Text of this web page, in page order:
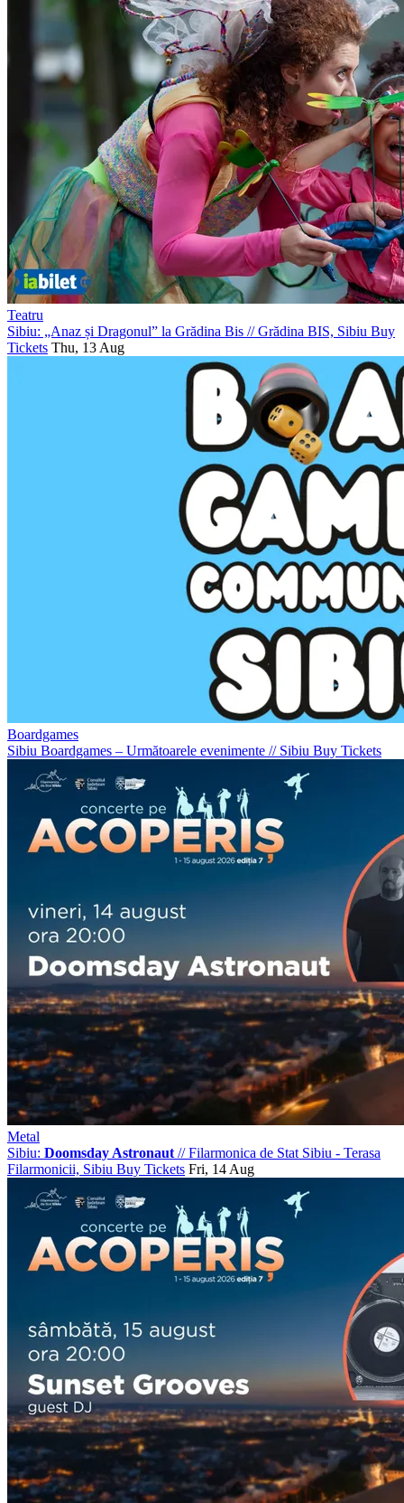
Teatru
Sibiu: „Anaz și Dragonul” la Grădina Bis //Grădina BIS, Sibiu Buy
Tickets Thu, 13 Aug
Boardgames
Sibiu Boardgames – Următoarele evenimente //Sibiu Buy Tickets
Metal
Sibiu: Doomsday Astronaut //Filarmonica de Stat Sibiu - Terasa
Filarmonicii, Sibiu Buy Tickets Fri, 14 Aug